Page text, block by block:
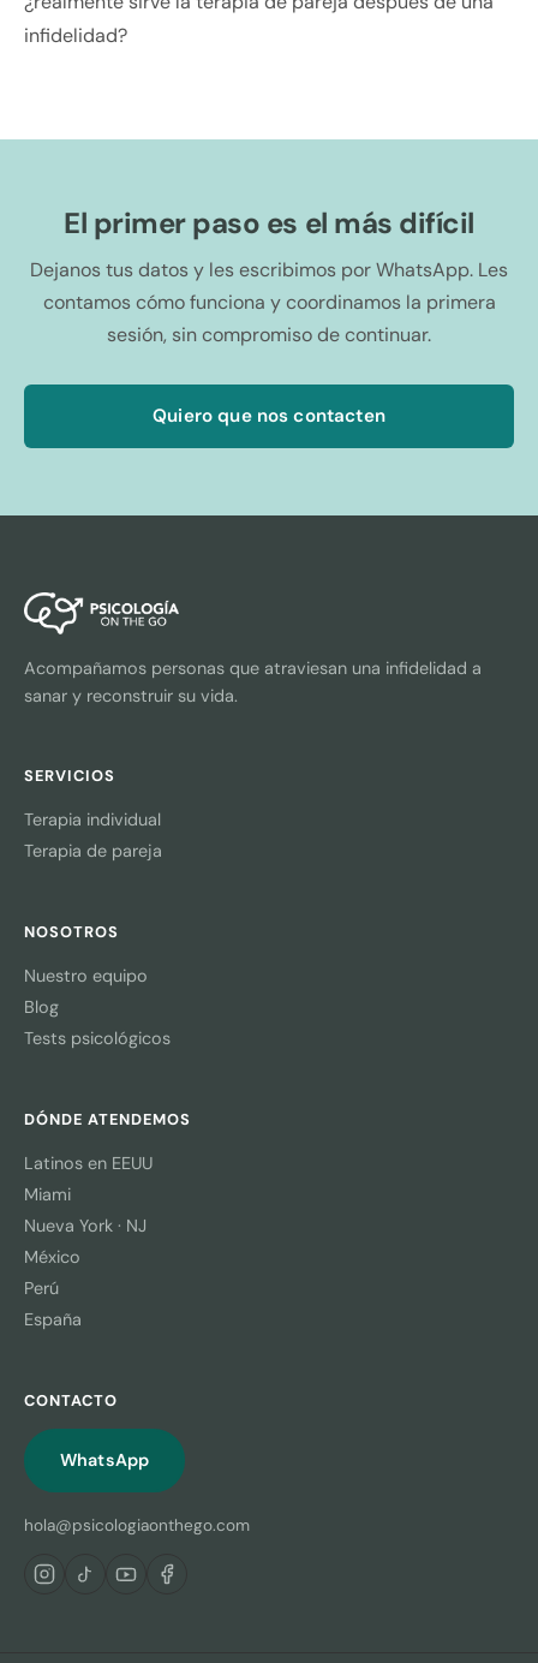
infidelidad?
El primer paso es el más difícil
Dejanos tus datos y les escribimos por WhatsApp. Les
contamos cómo funciona y coordinamos la primera
sesión, sin compromiso de continuar.
Quiero que nos contacten
Acompañamos personas que atraviesan una infidelidad a
sanar y reconstruir su vida.
SERVICIOS
Terapia individual
Terapia de pareja
NOSOTROS
Nuestro equipo
Blog
Tests psicológicos
DÓNDE ATENDEMOS
Latinos en EEUU
Miami
Nueva York · NJ
México
Perú
España
CONTACTO
WhatsApp
hola@psicologiaonthego.com